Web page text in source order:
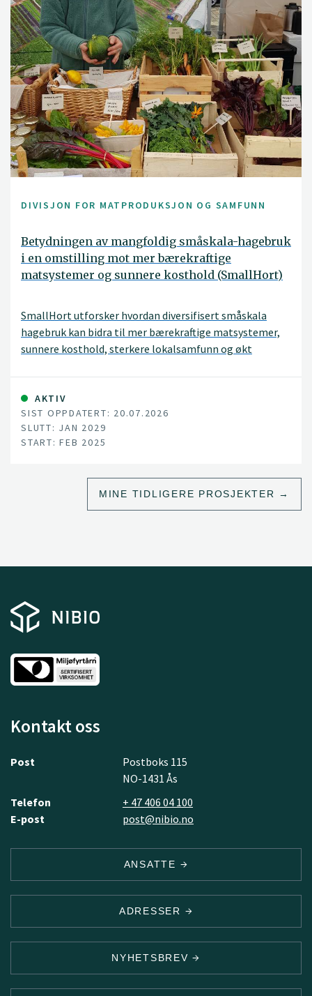
DIVISJON FOR MATPRODUKSJON OG SAMFUNN
Betydningen av mangfoldig småskala-hagebruk
i en omstilling mot mer bærekraftige
matsystemer og sunnere kosthold (SmallHort)
SmallHort utforsker hvordan diversifisert småskala
hagebruk kan bidra til mer bærekraftige matsystemer,
sunnere kosthold, sterkere lokalsamfunn og økt
AKTIV
SIST OPPDATERT: 20.07.2026
SLUTT: JAN 2029
START: FEB 2025
MINE TIDLIGERE PROSJEKTER
Kontakt oss
Post
Postboks 115
NO-1431 Ås
Telefon
+ 47 406 04 100
E-post
post@nibio.no
ANSATTE
ADRESSER
NYHETSBREV